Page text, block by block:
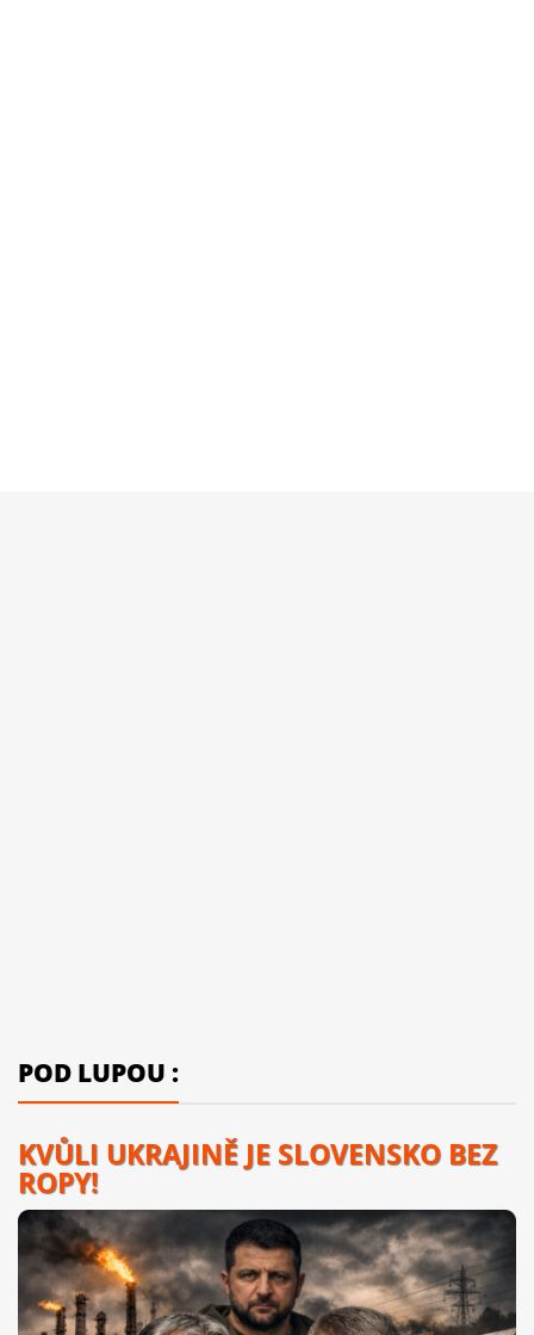
POD LUPOU :
KVŮLI UKRAJINĚ JE SLOVENSKO BEZ
ROPY!